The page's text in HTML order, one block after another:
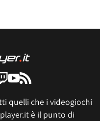
quelli che i videogiochi
è il punto di